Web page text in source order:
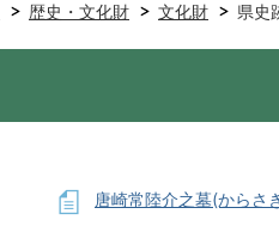
歴史・文化財 文化財 県史
唐崎常陸介之墓(からさ